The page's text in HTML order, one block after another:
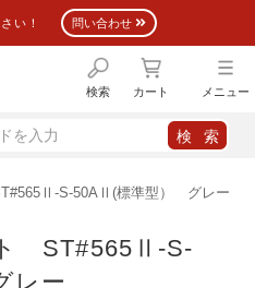
い！ 問い合わせ
検索 カート メニュー
S-50AⅡ(標準型） グレー
ST#565Ⅱ-S-
レー